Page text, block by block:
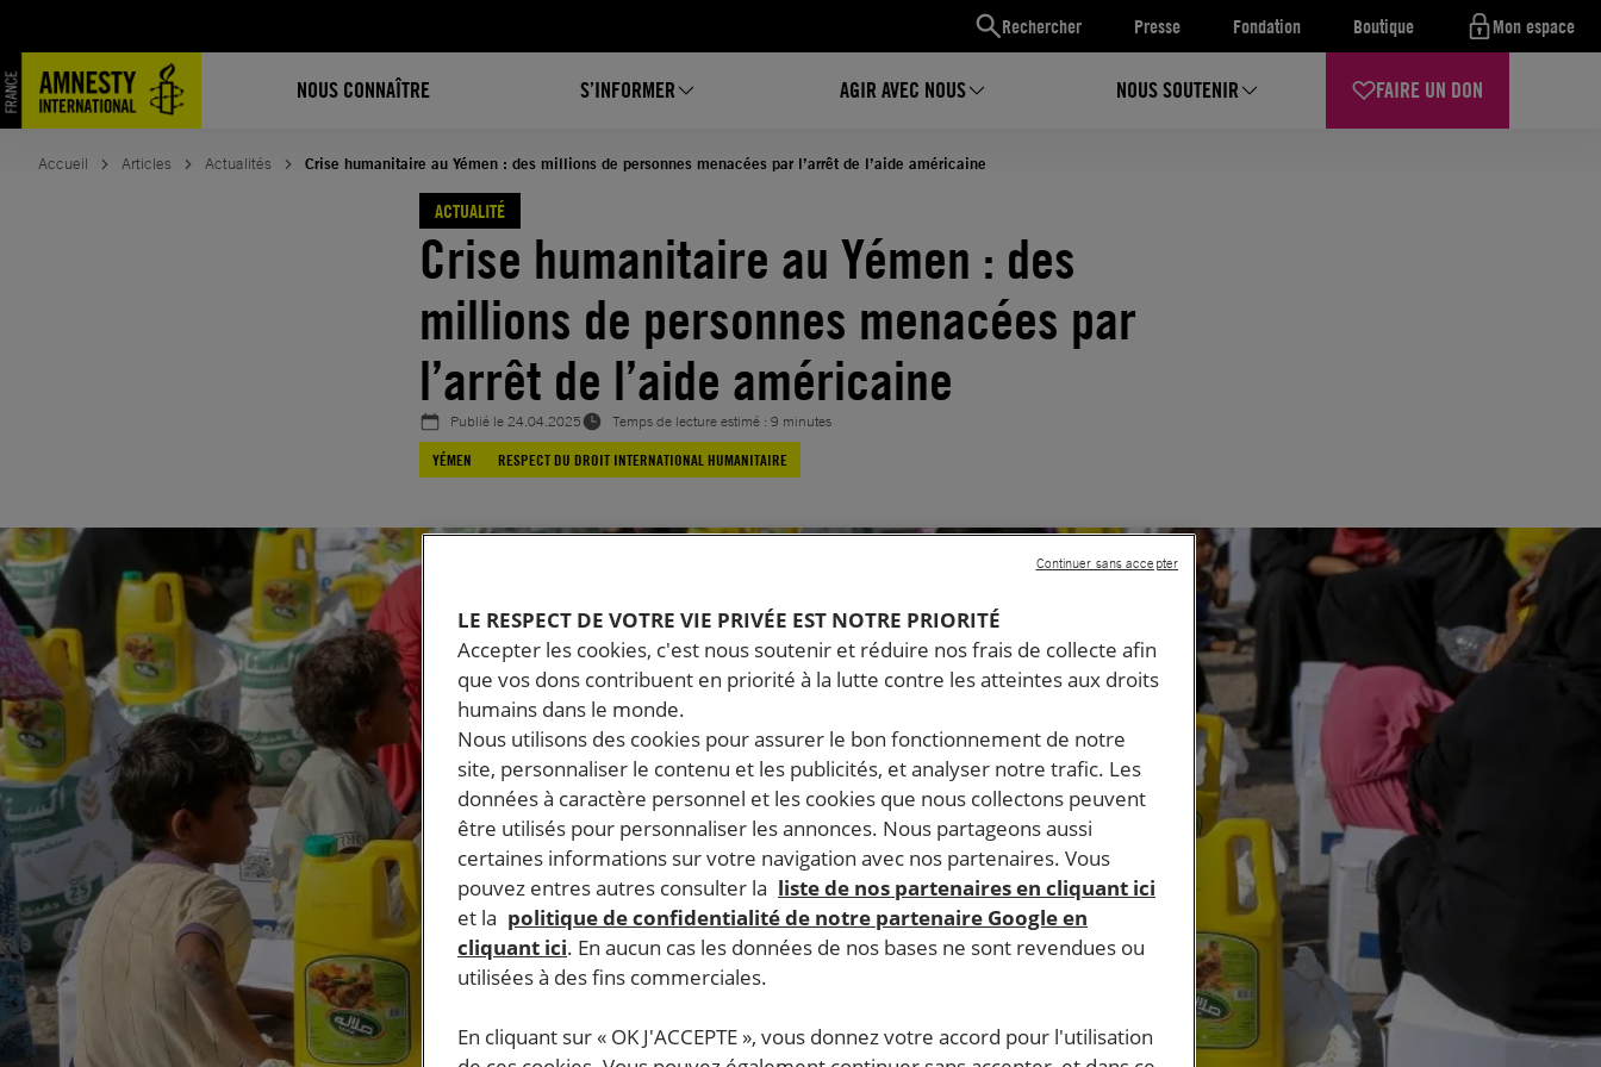
Rechercher Presse Fondation Boutique Mon espace
NOUS CONNAÎTRE S’INFORMER AGIR AVEC NOUS NOUS SOUTENIR FAIRE UN DON
contenu
Accueil Articles Actualités Crise humanitaire au Yémen : des millions de personnes menacées par l’arrêt de l’aide américaine
ACTUALITÉ
Crise humanitaire au Yémen : des
millions de personnes menacées par
l’arrêt de l’aide américaine
Publié le24.04.2025
Temps de lecture estimé : 9 minutes
YÉMEN
RESPECT DU DROIT INTERNATIONAL HUMANITAIRE
LE RESPECT DE VOTRE VIE PRIVÉE EST NOTRE PRIORITÉ
Accepter les cookies, c'est nous soutenir et réduire nos frais de collecte afin
que vos dons contribuent en priorité à la lutte contre les atteintes aux droits
humains dans le monde.
Nous utilisons des cookies pour assurer le bon fonctionnement de notre
site, personnaliser le contenu et les publicités, et analyser notre trafic. Les
données à caractère personnel et les cookies que nous collectons peuvent
être utilisés pour personnaliser les annonces. Nous partageons aussi
certaines informations sur votre navigation avec nos partenaires. Vous
pouvez entres autres consulter la liste de nos partenaires en cliquant ici
et la politique de confidentialité de notre partenaire Google en
cliquant ici. En aucun cas les données de nos bases ne sont revendues ou
utilisées à des fins commerciales.
En cliquant sur « OK J'ACCEPTE », vous donnez votre accord pour l'utilisation
Continuer sans accepter